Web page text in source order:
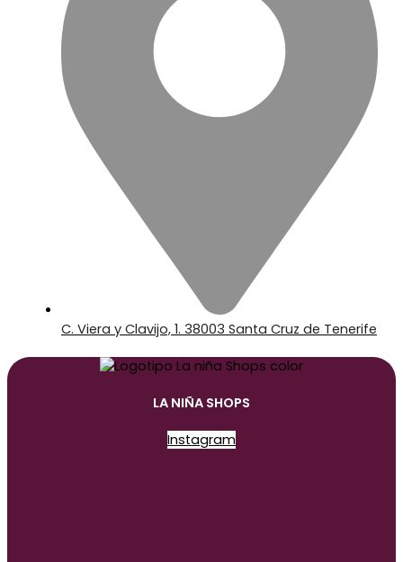
C. Viera y Clavijo, 1. 38003 Santa Cruz de Tenerife
LA NIÑA SHOPS
Instagram